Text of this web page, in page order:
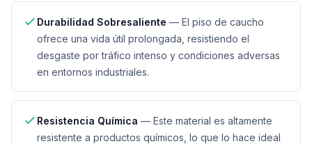
Durabilidad Sobresaliente — El piso de caucho
ofrece una vida útil prolongada, resistiendo el
desgaste por tráfico intenso y condiciones adversas
en entornos industriales.
Resistencia Química — Este material es altamente
resistente a productos químicos, lo que lo hace ideal